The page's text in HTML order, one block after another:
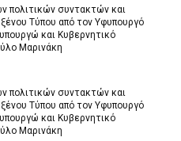
πολιτικών συντακτών και
Τύπου από τον Υφυπουργό
και Κυβερνητικό
Μαρινάκη
πολιτικών συντακτών και
Τύπου από τον Υφυπουργό
και Κυβερνητικό
Μαρινάκη